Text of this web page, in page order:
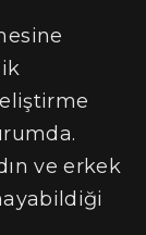
ve erkek